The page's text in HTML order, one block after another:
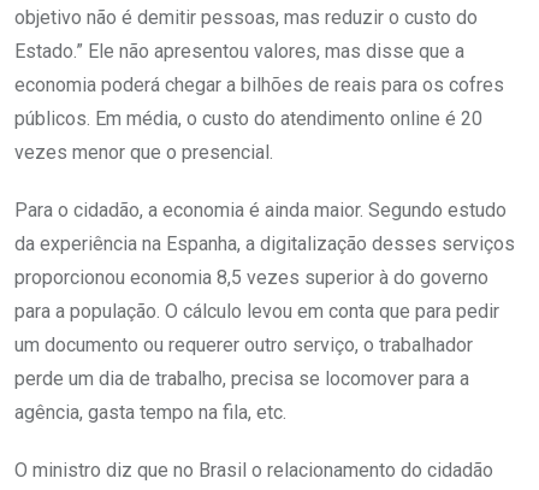
objetivo não é demitir pessoas, mas reduzir o custo do
Estado.” Ele não apresentou valores, mas disse que a
economia poderá chegar a bilhões de reais para os cofres
públicos. Em média, o custo do atendimento online é 20
vezes menor que o presencial.
Para o cidadão, a economia é ainda maior. Segundo estudo
da experiência na Espanha, a digitalização desses serviços
proporcionou economia 8,5 vezes superior à do governo
para a população. O cálculo levou em conta que para pedir
um documento ou requerer outro serviço, o trabalhador
perde um dia de trabalho, precisa se locomover para a
agência, gasta tempo na fila, etc.
O ministro diz que no Brasil o relacionamento do cidadão